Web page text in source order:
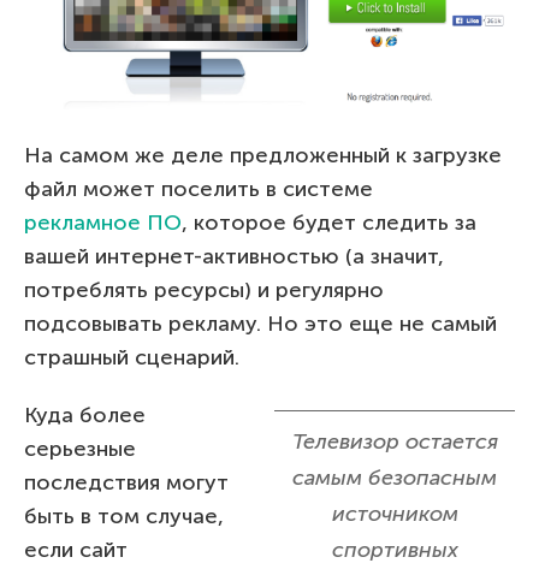
На самом же деле предложенный к загрузке
файл может поселить в системе
рекламное ПО, которое будет следить за
вашей интернет-активностью (а значит,
потреблять ресурсы) и регулярно
подсовывать рекламу. Но это еще не самый
страшный сценарий.
Телевизор остается
самым безопасным
источником
спортивных
Куда более
серьезные
последствия могут
быть в том случае,
если сайт